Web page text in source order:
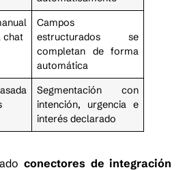
chat
Campos
estructurados se
completan de forma
automática
Segmentación con
intención, urgencia e
interés declarado
conectores de integración